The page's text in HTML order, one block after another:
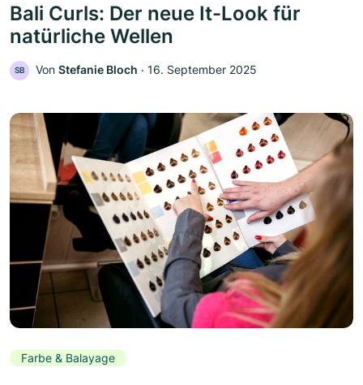
Bali Curls: Der neue It-Look für
natürliche Wellen
SB Von Stefanie Bloch ‧ 16. September 2025
Farbe & Balayage